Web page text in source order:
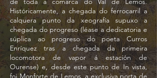
Históricamente, a chegada do ferrocarril a
calquera punto da xeografía supuxo a
chegada do progreso (léase a dedicatoria e
súplica ao progreso do poeta Curros
Enríquez tras a chegada da primeira
locomotora de vapor á estación de
Ourense) e, desde este punto de In vista,
foi Monforte de Lemos, a exclusiva porta de